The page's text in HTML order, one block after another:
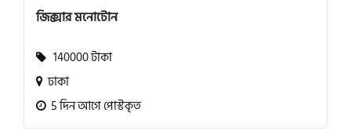
জিক্সার মনোটোন
140000 টাকা
ঢাকা
5 দিন আগে পোস্টকৃত